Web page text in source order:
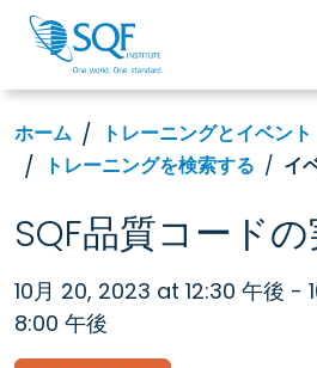
ホーム
トレーニングとイベント
トレーニングを検索する
イ
SQF品質コード
10月 20, 2023 at 12:30 午後 -
8:00 午後